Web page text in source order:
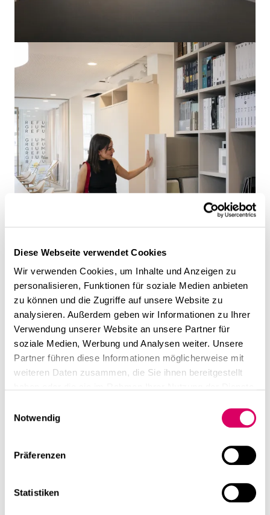
Diese Webseite verwendet Cookies
Wir verwenden Cookies, um Inhalte und Anzeigen zu
personalisieren, Funktionen für soziale Medien anbieten
zu können und die Zugriffe auf unsere Website zu
analysieren. Außerdem geben wir Informationen zu Ihrer
Verwendung unserer Website an unsere Partner für
soziale Medien, Werbung und Analysen weiter. Unsere
Partner führen diese Informationen möglicherweise mit
weiteren Daten zusammen, die Sie ihnen bereitgestellt
Notwendig
Präferenzen
Statistiken